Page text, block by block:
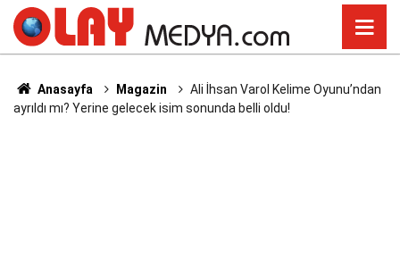
Anasayfa Magazin
Ali İhsan Varol Kelime Oyunu’ndan
ayrıldı mı? Yerine gelecek isim sonunda belli oldu!